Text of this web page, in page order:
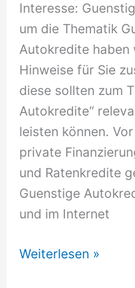
Interesse:
um die Thematik
Autokredite haben
Hinweise für Sie
diese sollten zum
Autokredite“
leisten können.
private
und Ratenkredite
Guenstige
und im Internet
Guenstige
Weiterlesen »